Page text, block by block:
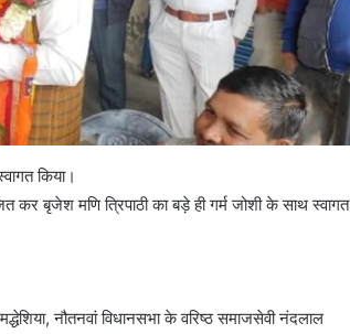
किया।
कर बृजेश मणि त्रिपाठी का बड़े ही गर्म जोशी के साथ स्वागत
नौतनवां विधानसभा के वरिष्ठ समाजसेवी नंदलाल